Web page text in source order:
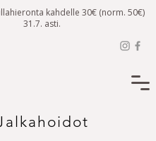
kahdelle 30€ (norm. 50€)
31.7. asti.